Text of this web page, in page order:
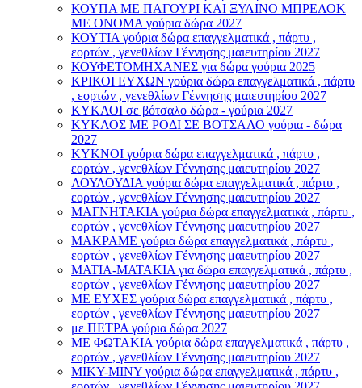
ΚΟΥΠΑ ΜΕ ΠΑΓΟΥΡΙ ΚΑΙ ΞΥΛΙΝΟ ΜΠΡΕΛΟΚ
ΜΕ ΟΝΟΜΑ γούρια δώρα 2027
ΚΟΥΤΙΑ γούρια δώρα επαγγελματικά , πάρτυ ,
εορτών , γενεθλίων Γέννησης μαιευτηρίου 2027
ΚΟΥΦΕΤΟΜΗΧΑΝΕΣ για δώρα γούρια 2025
ΚΡΙΚΟΙ ΕΥΧΩΝ γούρια δώρα επαγγελματικά , πάρτυ
, εορτών , γενεθλίων Γέννησης μαιευτηρίου 2027
ΚΥΚΛΟΙ σε βότσαλο δώρα - γούρια 2027
ΚΥΚΛΟΣ ΜΕ ΡΟΔΙ ΣΕ ΒΟΤΣΑΛΟ γούρια - δώρα
2027
ΚΥΚΝΟΙ γούρια δώρα επαγγελματικά , πάρτυ ,
εορτών , γενεθλίων Γέννησης μαιευτηρίου 2027
ΛΟΥΛΟΥΔΙΑ γούρια δώρα επαγγελματικά , πάρτυ ,
εορτών , γενεθλίων Γέννησης μαιευτηρίου 2027
ΜΑΓΝΗΤΑΚΙΑ γούρια δώρα επαγγελματικά , πάρτυ ,
εορτών , γενεθλίων Γέννησης μαιευτηρίου 2027
ΜΑΚΡΑΜΕ γούρια δώρα επαγγελματικά , πάρτυ ,
εορτών , γενεθλίων Γέννησης μαιευτηρίου 2027
ΜΑΤΙΑ-ΜΑΤΑΚΙΑ για δώρα επαγγελματικά , πάρτυ ,
εορτών , γενεθλίων Γέννησης μαιευτηρίου 2027
ΜΕ ΕΥΧΕΣ γούρια δώρα επαγγελματικά , πάρτυ ,
εορτών , γενεθλίων Γέννησης μαιευτηρίου 2027
με ΠΕΤΡΑ γούρια δώρα 2027
ΜΕ ΦΩΤΑΚΙΑ γούρια δώρα επαγγελματικά , πάρτυ ,
εορτών , γενεθλίων Γέννησης μαιευτηρίου 2027
ΜΙΚΥ-ΜΙΝΥ γούρια δώρα επαγγελματικά , πάρτυ ,